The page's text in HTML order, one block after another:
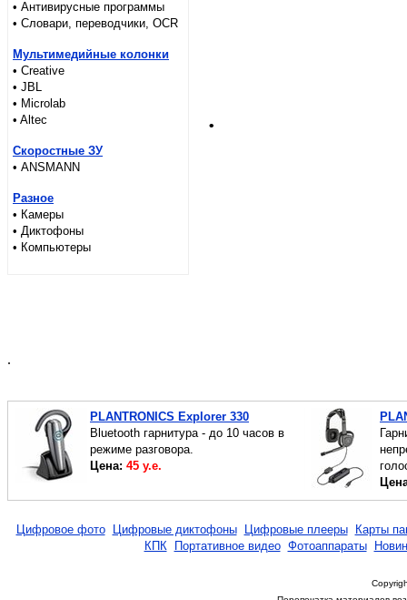
• Антивирусные программы
• Словари, переводчики, OCR
Мультимедийные колонки
• Creative
• JBL
• Microlab
• Altec
Скоростные ЗУ
• ANSMANN
Разное
• Камеры
• Диктофоны
• Компьютеры
.
.
PLANTRONICS Explorer 330
Bluetooth гарнитура - до 10 часов в
режиме разговора.
Цена: 45 у.е.
Цифровое фото Цифровые диктофоны Цифровые плееры
Карты
КПК
Портативное видео Фотоаппараты